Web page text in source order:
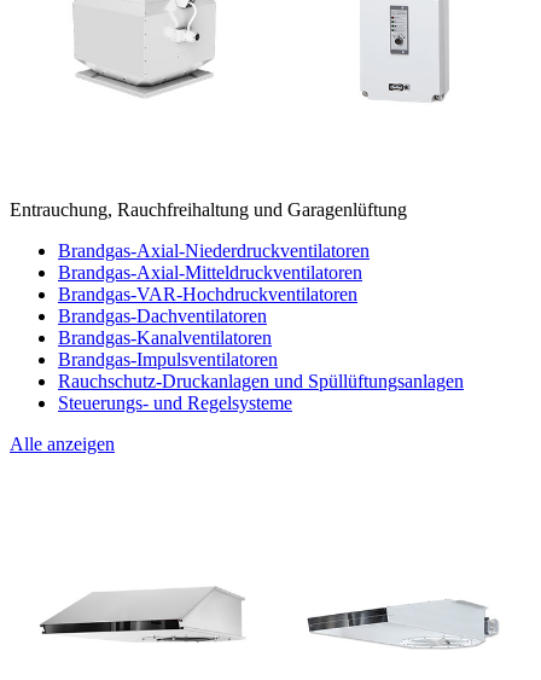
Entrauchung, Rauchfreihaltung und Garagenlüftung
Brandgas-Axial-Niederdruckventilatoren
Brandgas-Axial-Mitteldruckventilatoren
Brandgas-VAR-Hochdruckventilatoren
Brandgas-Dachventilatoren
Brandgas-Kanalventilatoren
Brandgas-Impulsventilatoren
Rauchschutz-Druckanlagen und Spüllüftungsanlagen
Steuerungs- und Regelsysteme
Alle anzeigen